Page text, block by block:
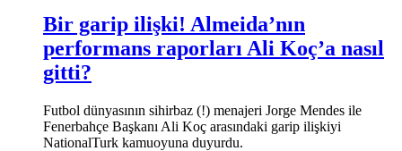
Bir garip ilişki! Almeida’nın
performans raporları Ali Koç’a nasıl
gitti?
Futbol dünyasının sihirbaz (!) menajeri Jorge Mendes ile
Fenerbahçe Başkanı Ali Koç arasındaki garip ilişkiyi
NationalTurk kamuoyuna duyurdu.